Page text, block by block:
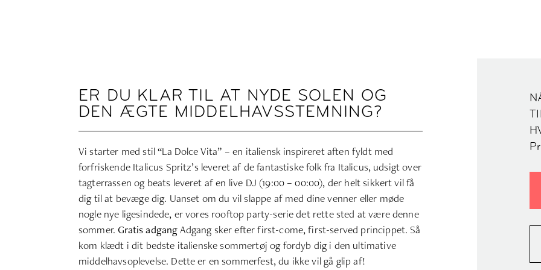
ER DU KLAR TIL AT NYDE SOLEN OG
DEN ÆGTE MIDDELHAVSSTEMNING?
Vi starter med stil “La Dolce Vita” – en italiensk inspireret aften fyldt med
forfriskende Italicus Spritz’s leveret af de fantastiske folk fra Italicus, udsigt over
tagterrassen og beats leveret af en live DJ (19:00 – 00:00), der helt sikkert vil få
dig til at bevæge dig. Uanset om du vil slappe af med dine venner eller møde
nogle nye ligesindede, er vores rooftop party-serie det rette sted at være denne
sommer.Gratis adgangAdgang sker efter first-come, first-served princippet. Så
kom klædt i dit bedste italienske sommertøj og fordyb dig i den ultimative
middelhavsoplevelse. Dette er en sommerfest, du ikke vil gå glip af!